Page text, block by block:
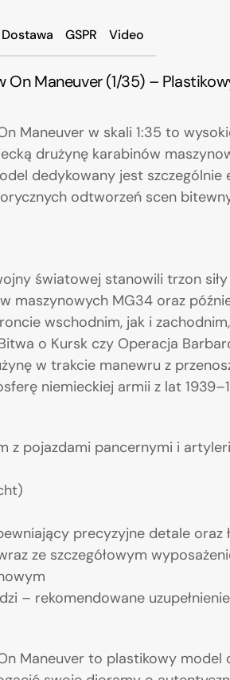
Dostawa GSPR Video
On Maneuver (1/35) –
Maneuver w skali 1:35 to
drużynę karabinów
dedykowany jest szczególnie
odtworzeń scen
światowej stanowili trzon
maszynowych MG34 oraz
wschodnim, jak i
o Kursk czy Operacja
w trakcie manewru z
niemieckiej armii z lat
z pojazdami pancernymi i
precyzyjne detale oraz
ze szczegółowym
– rekomendowane
Maneuver to plastikowy model